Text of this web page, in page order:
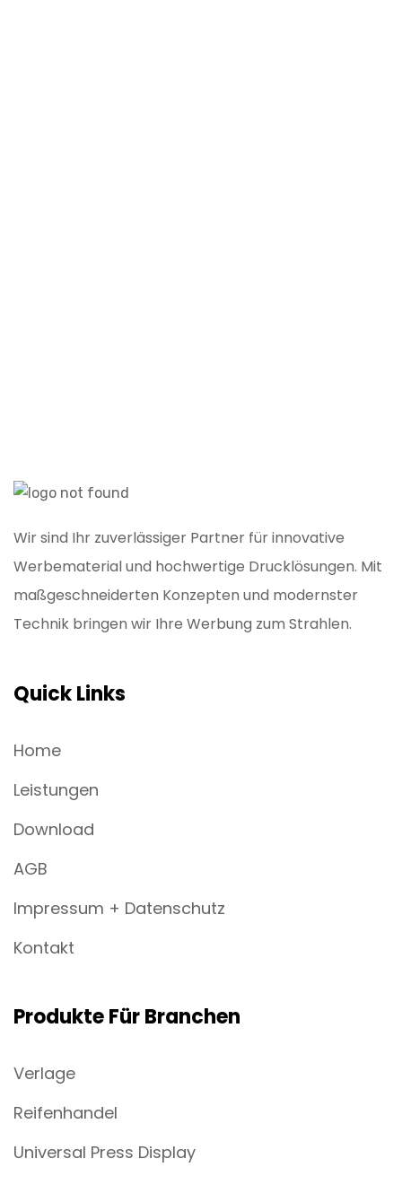
Wir sind Ihr zuverlässiger Partner für innovative
Werbematerial und hochwertige Drucklösungen. Mit
maßgeschneiderten Konzepten und modernster
Technik bringen wir Ihre Werbung zum Strahlen.
Quick Links
Home
Leistungen
Download
AGB
Impressum + Datenschutz
Kontakt
Produkte Für Branchen
Verlage
Reifenhandel
Universal Press Display